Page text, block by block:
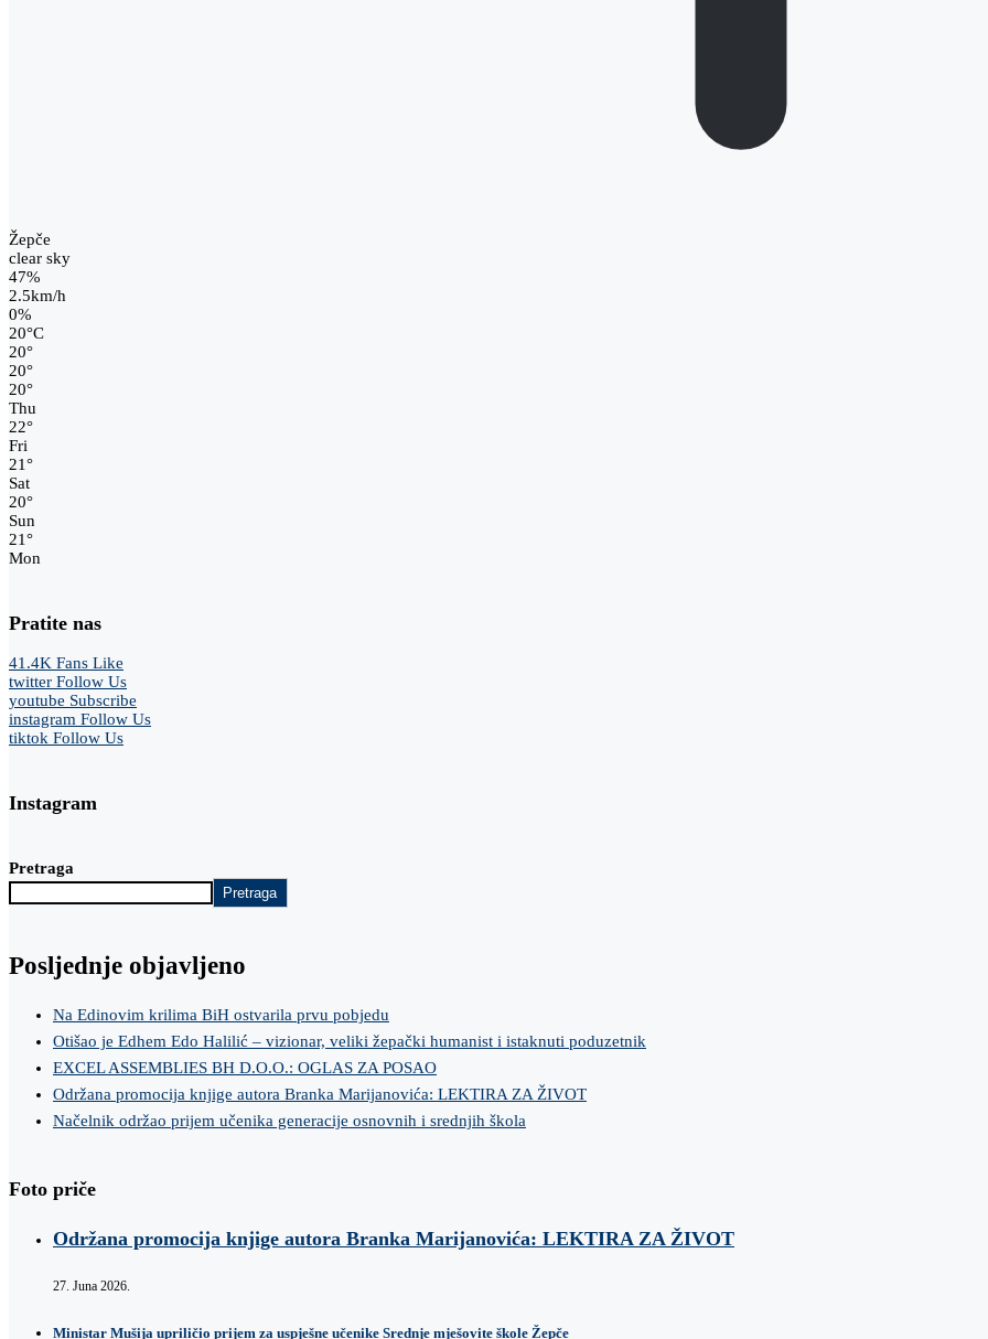
Žepče
clear sky
47%
2.5km/h
0%
20°C
20°
20°
20°
Thu
22°
Fri
21°
Sat
20°
Sun
21°
Mon
Pratite nas
41.4K Fans Like
twitter Follow Us
youtube Subscribe
instagram Follow Us
tiktok Follow Us
Instagram
Pretraga
Pretraga
Posljednje objavljeno
Na Edinovim krilima BiH ostvarila prvu pobjedu
Otišao je Edhem Edo Halilić – vizionar, veliki žepački humanist i istaknuti poduzetnik
EXCEL ASSEMBLIES BH D.O.O.: OGLAS ZA POSAO
Održana promocija knjige autora Branka Marijanovića: LEKTIRA ZA ŽIVOT
Načelnik održao prijem učenika generacije osnovnih i srednjih škola
Foto priče
Održana promocija knjige autora Branka Marijanovića: LEKTIRA ZA ŽIVOT
27. Juna 2026.
Ministar Mušija upriličio prijem za uspješne učenike Srednje mješovite škole Žepče